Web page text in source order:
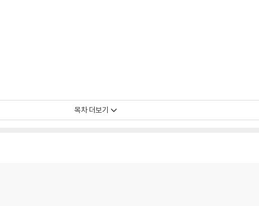
목차 더보기